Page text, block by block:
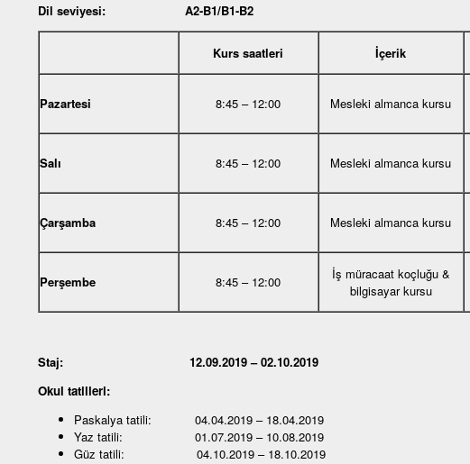
Dil seviyesi: A2-B1/B1-B2
Kurs saatleri İçerik
Pazartesi 8:45 – 12:00 Mesleki almanca kursu
Salı 8:45 – 12:00 Mesleki almanca kursu
Çarşamba 8:45 – 12:00 Mesleki almanca kursu
Perşembe 8:45 – 12:00
İş müracaat koçluğu &
bilgisayar kursu
Staj: 12.09.2019 – 02.10.2019
Okul tatilleri:
Paskalya tatili: 04.04.2019 – 18.04.2019
Yaz tatili: 01.07.2019 – 10.08.2019
Güz tatili: 04.10.2019 – 18.10.2019